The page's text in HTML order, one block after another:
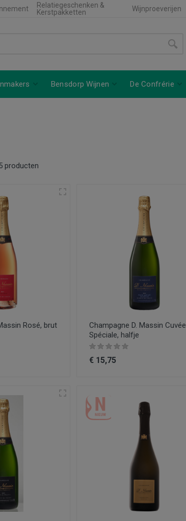
Relatiegeschenken &
Kerstpakketten
Wijnproeverijen
Bensdorp Wijnen De Confrérie
producten
Rosé, brut
Champagne D. Massin Cuvée
Spéciale, halfje
€ 15,75